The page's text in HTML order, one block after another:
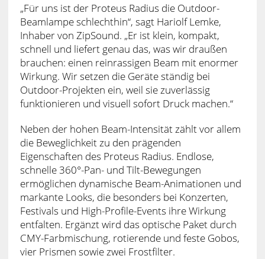
„Für uns ist der Proteus Radius die Outdoor-
Beamlampe schlechthin“, sagt Hariolf Lemke,
Inhaber von ZipSound. „Er ist klein, kompakt,
schnell und liefert genau das, was wir draußen
brauchen: einen reinrassigen Beam mit enormer
Wirkung. Wir setzen die Geräte ständig bei
Outdoor-Projekten ein, weil sie zuverlässig
funktionieren und visuell sofort Druck machen.“
Neben der hohen Beam-Intensität zählt vor allem
die Beweglichkeit zu den prägenden
Eigenschaften des Proteus Radius. Endlose,
schnelle 360°-Pan- und Tilt-Bewegungen
ermöglichen dynamische Beam-Animationen und
markante Looks, die besonders bei Konzerten,
Festivals und High-Profile-Events ihre Wirkung
entfalten. Ergänzt wird das optische Paket durch
CMY-Farbmischung, rotierende und feste Gobos,
vier Prismen sowie zwei Frostfilter.